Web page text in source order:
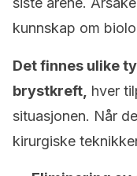
kunnskap om
Det finnes ulike
brystkreft, hver
situasjonen. Når
kirurgiske